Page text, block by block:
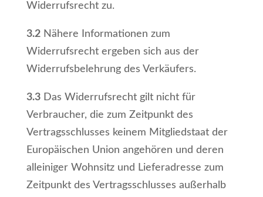
Widerrufsrecht zu.
3.2Nähere Informationen zum
Widerrufsrecht ergeben sich aus der
Widerrufsbelehrung des Verkäufers.
3.3Das Widerrufsrecht gilt nicht für
Verbraucher, die zum Zeitpunkt des
Vertragsschlusses keinem Mitgliedstaat der
Europäischen Union angehören und deren
alleiniger Wohnsitz und Lieferadresse zum
Zeitpunkt des Vertragsschlusses außerhalb